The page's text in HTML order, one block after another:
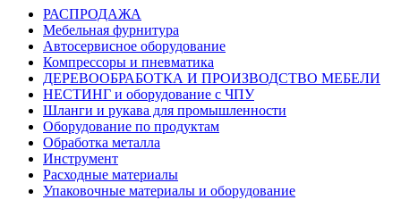
РАСПРОДАЖА
Мебельная фурнитура
Автосервисное оборудование
Компрессоры и пневматика
ДЕРЕВООБРАБОТКА И ПРОИЗВОДСТВО МЕБЕЛИ
НЕСТИНГ и оборудование с ЧПУ
Шланги и рукава для промышленности
Оборудование по продуктам
Обработка металла
Инструмент
Расходные материалы
Упаковочные материалы и оборудование